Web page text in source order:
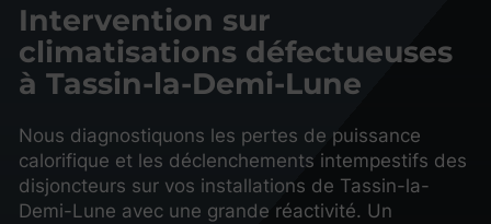
Intervention sur
climatisations défectueuses
à Tassin-la-Demi-Lune
Nous diagnostiquons les pertes de puissance
calorifique et les déclenchements intempestifs des
disjoncteurs sur vos installations de Tassin-la-
Demi-Lune avec une grande réactivité. Un